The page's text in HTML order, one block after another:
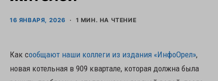
16 ЯНВАРЯ, 2026 1 МИН. НА ЧТЕНИЕ
Как сообщают наши коллеги из издания «ИнфоОрел»,
новая котельная в 909 квартале, которая должна была